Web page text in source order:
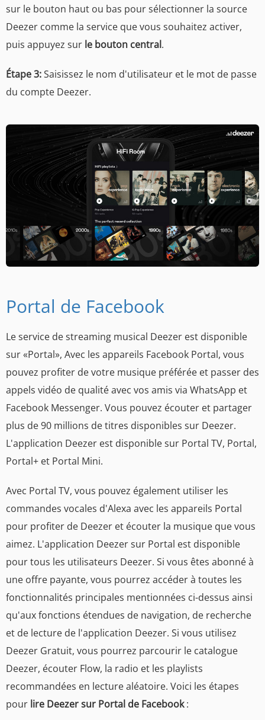
sur le bouton haut ou bas pour sélectionner la source
Deezer comme la service que vous souhaitez activer,
puis appuyez sur le bouton central.
Étape 3:Saisissez le nom d'utilisateur et le mot de passe
du compte Deezer.
Portal de Facebook
Le service de streaming musical Deezer est disponible
sur «Portal», Avec les appareils Facebook Portal, vous
pouvez profiter de votre musique préférée et passer des
appels vidéo de qualité avec vos amis via WhatsApp et
Facebook Messenger. Vous pouvez écouter et partager
plus de 90 millions de titres disponibles sur Deezer.
L'application Deezer est disponible sur Portal TV, Portal,
Portal+ et Portal Mini.
Avec Portal TV, vous pouvez également utiliser les
commandes vocales d'Alexa avec les appareils Portal
pour profiter de Deezer et écouter la musique que vous
aimez. L'application Deezer sur Portal est disponible
pour tous les utilisateurs Deezer. Si vous êtes abonné à
une offre payante, vous pourrez accéder à toutes les
fonctionnalités principales mentionnées ci-dessus ainsi
qu'aux fonctions étendues de navigation, de recherche
et de lecture de l'application Deezer. Si vous utilisez
Deezer Gratuit, vous pourrez parcourir le catalogue
Deezer, écouter Flow, la radio et les playlists
recommandées en lecture aléatoire. Voici les étapes
pour lire Deezer sur Portal de Facebook: